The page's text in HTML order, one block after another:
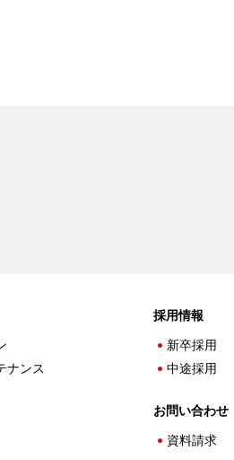
ナンス
採用情報
新卒採用
中途採用
お問い合わせ
資料請求